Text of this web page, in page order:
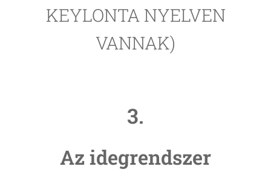
KEYLONTA NYELVEN
VANNAK)
3.
Az idegrendszer